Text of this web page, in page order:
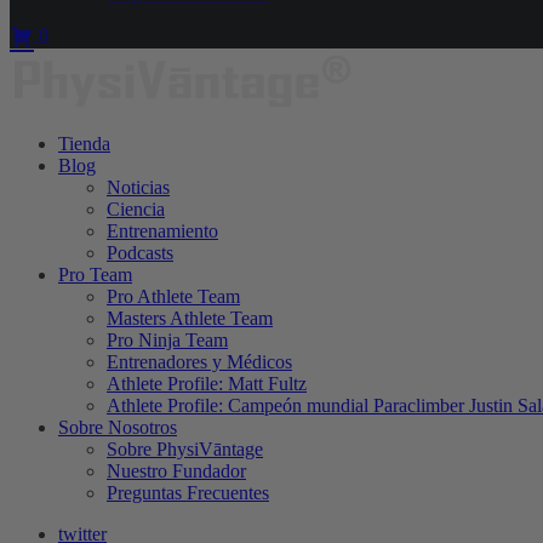
0
Tienda
Blog
Noticias
Ciencia
Entrenamiento
Podcasts
Pro Team
Pro Athlete Team
Masters Athlete Team
Pro Ninja Team
Entrenadores y Médicos
Athlete Profile: Matt Fultz
Athlete Profile: Campeón mundial Paraclimber Justin
Sobre Nosotros
Sobre PhysiVāntage
Nuestro Fundador
Preguntas Frecuentes
twitter